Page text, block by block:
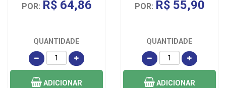
POR: R$ 64,86
QUANTIDADE
ADICIONAR
POR: R$ 55,90
QUANTIDADE
ADICIONAR